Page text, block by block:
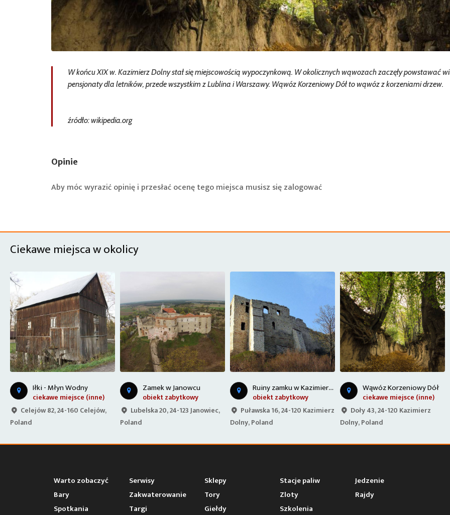
W końcu XIX w. Kazimierz Dolny stał się miejscowością wypoczynkową. W okolicznych wąwozach zaczęły powstawać
pensjonaty dla letników, przede wszystkim z Lublina i Warszawy. Wąwóz Korzeniowy Dół to wąwóz z korzeniami drzew.
źródło: wikipedia.org
Opinie
Aby móc wyrazić opinię i przesłać ocenę tego miejsca musisz sięzalogować
Ciekawe miejsca w okolicy
Zamek w Janowcu
obiekt zabytkowy
Lubelska 20, 24-123 Janowiec,
Poland
obiekt zabytkowy
Puławska 16, 24-120 Kazimierz
Dolny, Poland
Wąwóz Korzeniowy Dół
ciekawe miejsce (inne)
Doły 43, 24-120 Kazimierz
Dolny, Poland
Kazimierz Dolny nad Wisłą
miejscowość turystyczna
Rynek 3, 24-120 Kazimierz
Dolny, Poland
Warto zobaczyć Serwisy Sklepy Stacje paliw
Jedzenie
Bary
Zakwaterowanie Tory Zloty
Rajdy
Spotkania
Targi Giełdy Szkolenia